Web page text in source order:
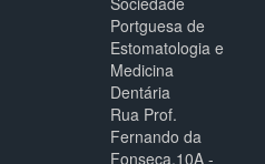
Portguesa de
Estomatologia e
Medicina
Dentária
Rua Prof.
Fernando da
Fonseca,10A -